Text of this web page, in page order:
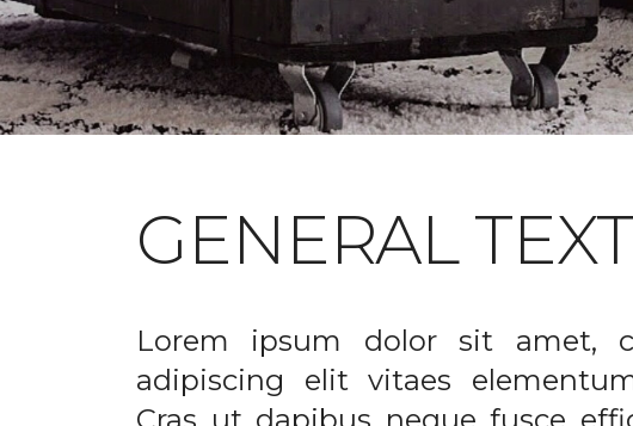
GENERAL
Lorem ipsum dolor sit amet,
adipiscing elit vitaes